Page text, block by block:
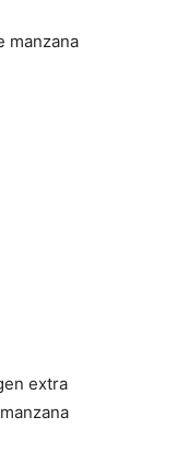
manzana
extra